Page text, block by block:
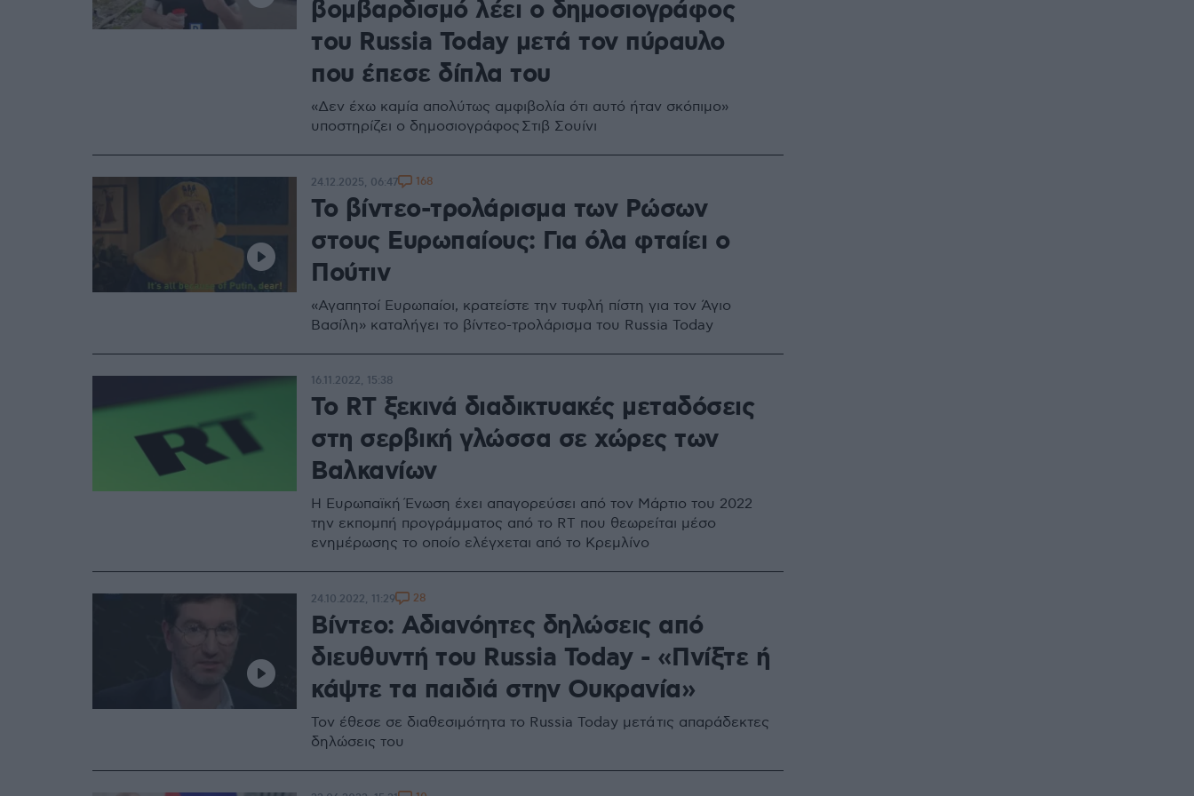
βομβαρδισμό λέει ο δημοσιογράφος
του Russia Today μετά τον πύραυλο
που έπεσε δίπλα του
«Δεν έχω καμία απολύτως αμφιβολία ότι αυτό ήταν σκόπιμο»
υποστηρίζει ο δημοσιογράφος Στιβ Σουίνι
Το βίντεο-τρολάρισμα των Ρώσων
στους Ευρωπαίους: Για όλα φταίει ο
Πούτιν
«Αγαπητοί Ευρωπαίοι, κρατείστε την τυφλή πίστη για τον Άγιο
Βασίλη» καταλήγει το βίντεο-τρολάρισμα του Russia Today
24.12.2025, 06:47 168
Το RT ξεκινά διαδικτυακές μεταδόσεις
στη σερβική γλώσσα σε χώρες των
Βαλκανίων
Η Ευρωπαϊκή Ένωση έχει απαγορεύσει από τον Μάρτιο του 2022
την εκπομπή προγράμματος από το RT που θεωρείται μέσο
ενημέρωσης το οποίο ελέγχεται από το Κρεμλίνο
16.11.2022, 15:38
Βίντεο: Αδιανόητες δηλώσεις από
διευθυντή του Russia Today - «Πνίξτε ή
κάψτε τα παιδιά στην Ουκρανία»
Τον έθεσε σε διαθεσιμότητα το Russia Today μετά τις απαράδεκτες
δηλώσεις του
24.10.2022, 11:29 28